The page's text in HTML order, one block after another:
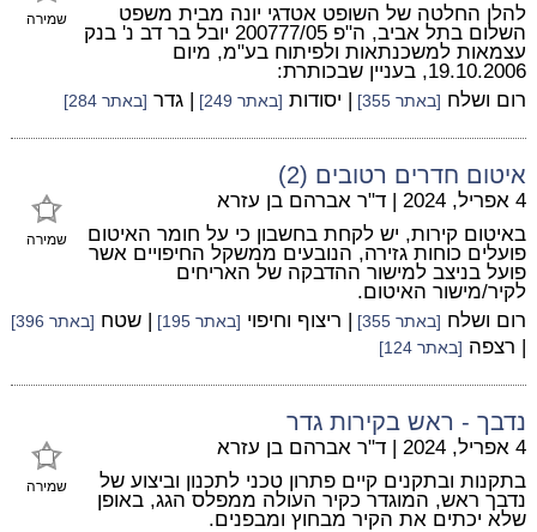
שמירה
להלן החלטה של השופט אטדגי יונה מבית משפט
השלום בתל אביב, ה"פ 200777/05 יובל בר דב נ' בנק
עצמאות למשכנתאות ולפיתוח בע"מ, מיום
19.10.2006, בעניין שבכותרת:
רום ושלח [באתר 355] | יסודות [באתר 249] | גדר [באתר 284]
איטום חדרים רטובים (2)
שמירה
4 אפריל, 2024 | ד"ר אברהם בן עזרא
באיטום קירות, יש לקחת בחשבון כי על חומר האיטום
פועלים כוחות גזירה, הנובעים ממשקל החיפויים אשר
פועל בניצב למישור ההדבקה של האריחים
לקיר/מישור האיטום.
רום ושלח [באתר 355] | ריצוף וחיפוי [באתר 195] | שטח [באתר 396]
| רצפה [באתר 124]
נדבך - ראש בקירות גדר
שמירה
4 אפריל, 2024 | ד"ר אברהם בן עזרא
בתקנות ובתקנים קיים פתרון טכני לתכנון וביצוע של
נדבך ראש, המוגדר כקיר העולה ממפלס הגג, באופן
שלא יכתים את הקיר מבחוץ ומבפנים.